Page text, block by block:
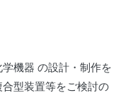
機器 の設計・制作を
型装置等をご検討の